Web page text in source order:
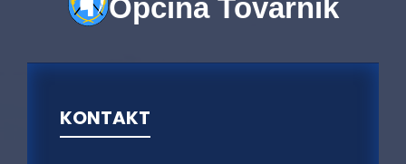
Općina Tovarnik
KONTAKT